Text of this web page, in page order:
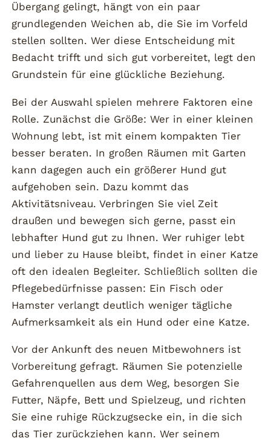
Übergang gelingt, hängt von ein paar
grundlegenden Weichen ab, die Sie im Vorfeld
stellen sollten. Wer diese Entscheidung mit
Bedacht trifft und sich gut vorbereitet, legt den
Grundstein für eine glückliche Beziehung.
Bei der Auswahl spielen mehrere Faktoren eine
Rolle. Zunächst die Größe: Wer in einer kleinen
Wohnung lebt, ist mit einem kompakten Tier
besser beraten. In großen Räumen mit Garten
kann dagegen auch ein größerer Hund gut
aufgehoben sein. Dazu kommt das
Aktivitätsniveau. Verbringen Sie viel Zeit
draußen und bewegen sich gerne, passt ein
lebhafter Hund gut zu Ihnen. Wer ruhiger lebt
und lieber zu Hause bleibt, findet in einer Katze
oft den idealen Begleiter. Schließlich sollten die
Pflegebedürfnisse passen: Ein Fisch oder
Hamster verlangt deutlich weniger tägliche
Aufmerksamkeit als ein Hund oder eine Katze.
Vor der Ankunft des neuen Mitbewohners ist
Vorbereitung gefragt. Räumen Sie potenzielle
Gefahrenquellen aus dem Weg, besorgen Sie
Futter, Näpfe, Bett und Spielzeug, und richten
Sie eine ruhige Rückzugsecke ein, in die sich
das Tier zurückziehen kann. Wer seinem